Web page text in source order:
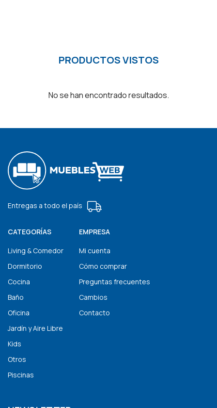
PRODUCTOS VISTOS
No se han encontrado resultados.
Entregas a todo el país
CATEGORÍAS
Living & Comedor
Dormitorio
Cocina
Baño
Oficina
Jardín y Aire Libre
Kids
Otros
Piscinas
EMPRESA
Mi cuenta
Cómo comprar
Preguntas frecuentes
Cambios
Contacto